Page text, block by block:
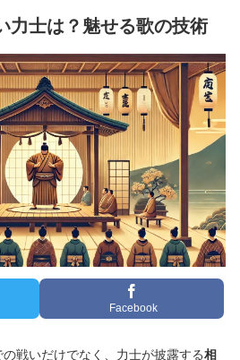
力士は？魅せる歌の技術
Facebook
戦いだけでなく、力士が披露する相